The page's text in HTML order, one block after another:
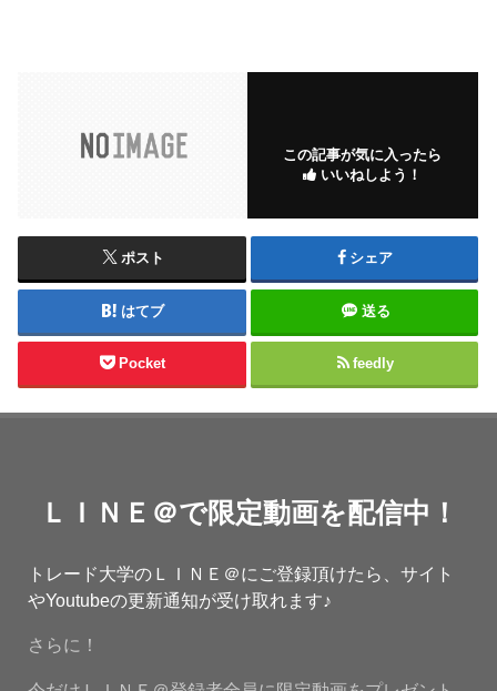
この記事が気に入ったら
いいねしよう！
ポスト シェア
はてブ 送る
Pocket feedly
ＬＩＮＥ＠で限定動画を配信中！
トレード大学のＬＩＮＥ＠にご登録頂けたら、サイト
やYoutubeの更新通知が受け取れます♪
さらに！